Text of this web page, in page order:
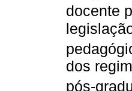
docente
dos
pós-